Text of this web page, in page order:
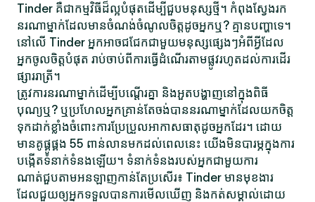
Tinder គឺជាកម្មវិធីដ៏ល្អបំផុតដើម្បីជួបមនុស្សថ្មី។ កំពុងស្វែងរក
នរណាម្នាក់ដែលមានចំណង់ចំណូលចិត្តដូចអ្នកឬ? គ្មានបញ្ហាទេ។
នៅលើ Tinder អ្នកអាចជជែកជាមួយមនុស្សផ្សេងៗអំពីអ្វីដែល
អ្នកចូលចិត្តបំផុត រាប់ចាប់ពីការធ្វើដំណើរតាមផ្លូវរហូតដល់ការដើរ
ផ្សាររាត្រី។
ត្រូវការនរណាម្នាក់ដើម្បីបណ្តើរគ្នា និងអួតបង្ហាញនៅក្នុងពិធី
បុណ្យឬ? ឬប្រហែលអ្នកគ្រាន់តែចង់បាននរណាម្នាក់ដែលយកចិត្ត
ទុកដាក់ខ្លាំងចំពោះការប្រែប្រួលអាកាសធាតុដូចអ្នកដែរ។ ដោយ
មានគូផ្គូផ្គង 55 ពាន់លានមកដល់ពេលនេះ យើងមិនបារម្ភក្នុងការ
បង្កើតទំនាក់ទំនងឡើយ។ ទំនាក់ទំនងរបស់អ្នកជាមួយការ
ណាត់ជួបតាមអនឡាញកាន់តែប្រសើរ៖ Tinder មានមុខងារ
ដែលជួយឲ្យអ្នកទទួលបានការមើលឃើញ និងកត់សម្គាល់ដោយ